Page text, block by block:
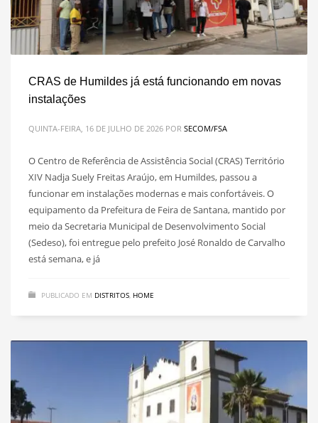
CRAS de Humildes já está funcionando em novas
instalações
QUINTA-FEIRA, 16 DE JULHO DE 2026 POR SECOM/FSA
O Centro de Referência de Assistência Social (CRAS) Território
XIV Nadja Suely Freitas Araújo, em Humildes, passou a
funcionar em instalações modernas e mais confortáveis. O
equipamento da Prefeitura de Feira de Santana, mantido por
meio da Secretaria Municipal de Desenvolvimento Social
(Sedeso), foi entregue pelo prefeito José Ronaldo de Carvalho
está semana, e já
PUBLICADO EM DISTRITOS, HOME